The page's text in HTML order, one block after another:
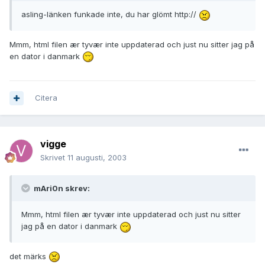
asling-länken funkade inte, du har glömt http://
Mmm, html filen ær tyvær inte uppdaterad och just nu sitter jag på
en dator i danmark
Citera
vigge
Skrivet 11 augusti, 2003
mAri0n skrev:
Mmm, html filen ær tyvær inte uppdaterad och just nu sitter
jag på en dator i danmark
det märks